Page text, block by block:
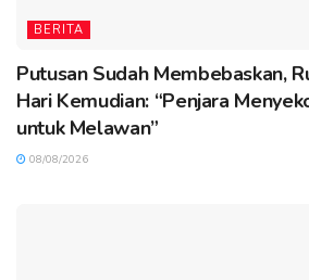
BERITA
Putusan Sudah Membebaskan,
Hari Kemudian: “Penjara
untuk Melawan”
08/08/2026